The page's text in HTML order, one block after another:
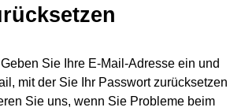
Sie Ihre E-Mail-Adresse ein und
mit der Sie Ihr Passwort zurücksetzen
Sie uns, wenn Sie Probleme beim